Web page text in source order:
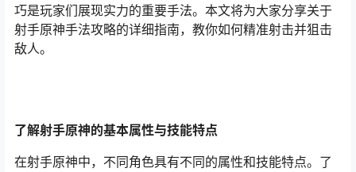
巧是玩家们展现实力的重要手法。本文将为大家分享关于
射手原神手法攻略的详细指南，教你如何精准射击并狙击
敌人。
了解射手原神的基本属性与技能特点
在射手原神中，不同角色具有不同的属性和技能特点。了